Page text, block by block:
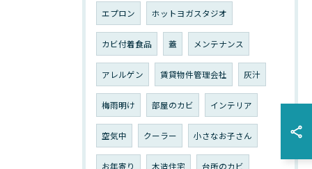
エプロン ホットヨガスタジオ
カビ付着食品 蓋 メンテナンス
アレルゲン 賃貸物件管理会社 灰汁
梅雨明け 部屋のカビ インテリア
空気中 クーラー 小さなお子さん
お年寄り 木造住宅 台所のカビ